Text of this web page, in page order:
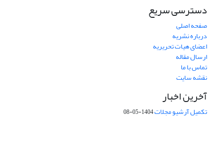
دسترسی سریع
صفحه اصلی
درباره نشریه
اعضای هیات تحریریه
ارسال مقاله
تماس با ما
نقشه سایت
آخرین اخبار
تکمیل آرشیو مجلات1404-05-08